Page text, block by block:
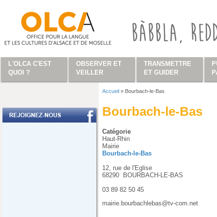
Accueil » Bourbach-le-Bas
Bourbach-le-Bas
Catégorie
Haut-Rhin
Mairie
Bourbach-le-Bas
12, rue de l'Eglise
68290
BOURBACH-LE-BAS
03 89 82 50 45
mairie.bourbachlebas@tv-com.net
L'OLCA C'EST
QUOI ?
OBSERVER ET
VEILLER
TRANSMETTRE
ET GUIDER